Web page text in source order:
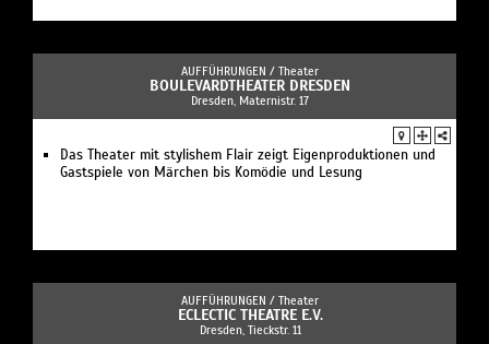
AUFFÜHRUNGEN / Theater
BOULEVARDTHEATER DRESDEN
Dresden, Maternistr. 17
Das Theater mit stylishem Flair zeigt Eigenproduktionen und
Gastspiele von Märchen bis Komödie und Lesung
AUFFÜHRUNGEN / Theater
ECLECTIC THEATRE E.V.
Dresden, Tieckstr. 11